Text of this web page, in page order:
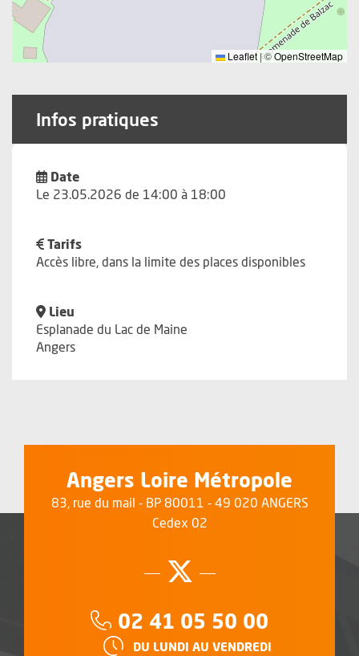
Leaflet |©OpenStreetMap
Infos pratiques
Date
Le 23.05.2026 de 14:00 à 18:00
Tarifs
Accès libre, dans la limite des places disponibles
Lieu
Esplanade du Lac de Maine
Angers
Angers Loire Métropole
83, rue du mail - BP 80011 - 49 020 ANGERS
Cedex 02
Suivez-nous
, Ouvre une
Téléphone :
02 41 05 50 00
HORAIRES :
DU LUNDI AU VENDREDI